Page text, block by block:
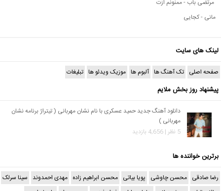
مرتضی باب - ممنونم ازت
مانی - کجایی
لینک های سایت
صفحه اصلی تک آهنگ ها آلبوم ها موزیک ویدئو ها تبلیغات
پیشنهاد روز بخش ملایم
دانلود آهنگ جدید حمید عسکری با نام نشان مهربانی ( تیتراژ برنامه نشان
مهربانی )
5 نظر | 4,656 بازدید
برترین خواننده ها
رضا صادقی محسن چاوشی پویا بیاتی محسن ابراهیم زاده مهدی احمدوند سینا سرلک